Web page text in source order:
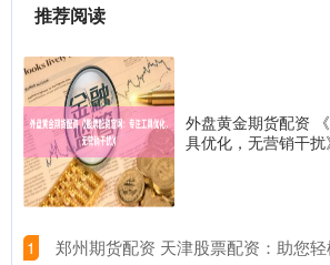
推荐阅读
外盘黄金期货配资
具优化，无营销干扰
1 郑州期货配资 天津股票配资：助您